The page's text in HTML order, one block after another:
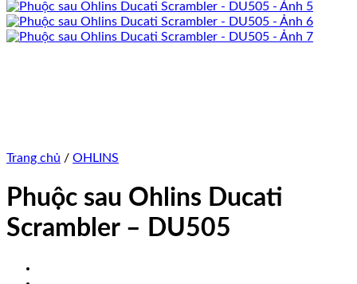
Trang chủ / OHLINS
Phuộc sau Ohlins Ducati
Scrambler – DU505